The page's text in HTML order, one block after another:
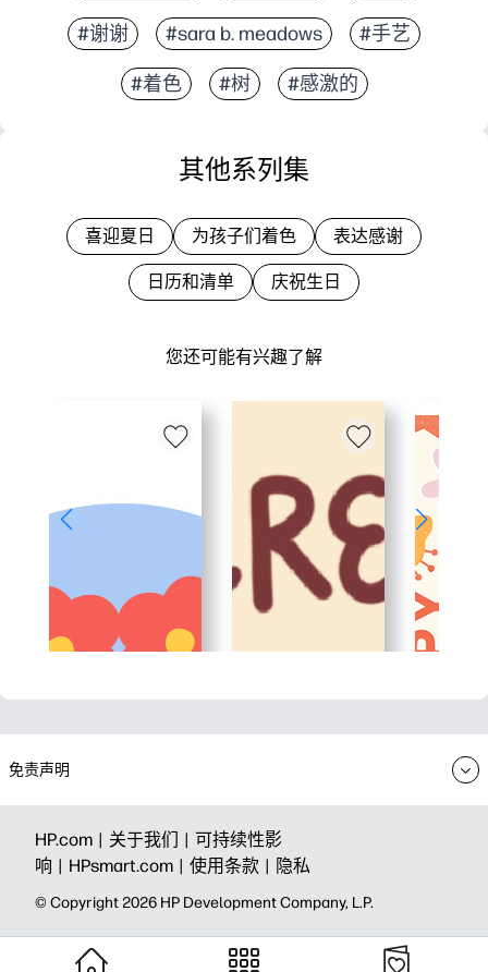
#谢谢 #sara b. meadows #手艺
#着色 #树 #感激的
您还可能有兴趣了解
其他系列集
喜迎夏日 为孩子们着色 表达感谢
日历和清单 庆祝生日
免责声明
HP.com | 关于我们 | 可持续性影
响 | HPsmart.com | 使用条款 | 隐私
© Copyright 2026 HP Development Company, L.P.